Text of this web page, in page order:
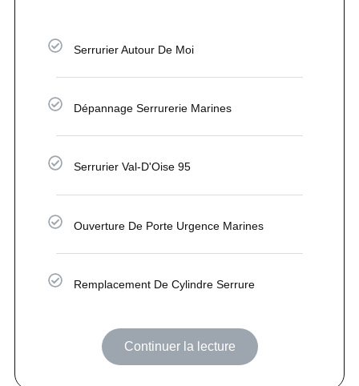
Serrurier Autour De Moi
Dépannage Serrurerie Marines
Serrurier Val-D'Oise 95
Ouverture De Porte Urgence Marines
Remplacement De Cylindre Serrure
Continuer la lecture